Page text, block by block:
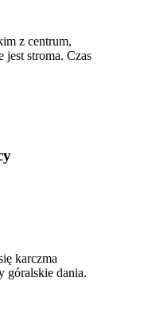
z centrum,
jest stroma. Czas
karczma
góralskie dania.